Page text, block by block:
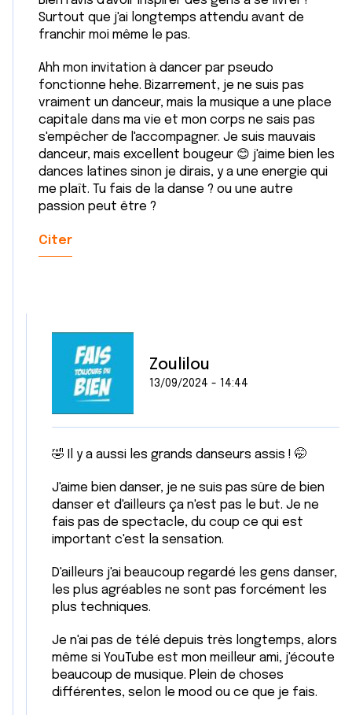
services.
Surtout que j'ai longtemps attendu avant de
franchir moi même le pas.
Ahh mon invitation à dancer par pseudo
fonctionne hehe. Bizarrement, je ne suis pas
vraiment un danceur, mais la musique a une place
capitale dans ma vie et mon corps ne sais pas
s'empêcher de l'accompagner. Je suis mauvais
danceur, mais excellent bougeur 😊 j'aime bien les
dances latines sinon je dirais, y a une energie qui
me plaît. Tu fais de la danse ? ou une autre
passion peut être ?
Citer
Zoulilou
13/09/2024 - 14:44
🤣 Il y a aussi les grands danseurs assis ! 🤭
J'aime bien danser, je ne suis pas sûre de bien
danser et d'ailleurs ça n'est pas le but. Je ne
fais pas de spectacle, du coup ce qui est
important c'est la sensation.
D'ailleurs j'ai beaucoup regardé les gens danser,
les plus agréables ne sont pas forcément les
plus techniques.
Je n'ai pas de télé depuis très longtemps, alors
même si YouTube est mon meilleur ami, j'écoute
beaucoup de musique. Plein de choses
différentes, selon le mood ou ce que je fais.